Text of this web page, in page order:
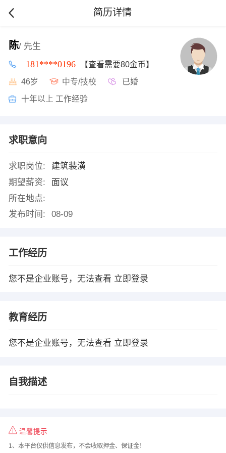
简历详情
陈/ 先生
181****0196 【查看需要80金币】
46岁 中专/技校 已婚
十年以上 工作经验
求职意向
求职岗位:
建筑装潢
期望薪资:
面议
所在地点:
发布时间:
08-09
工作经历
您不是企业账号，无法查看 立即登录
教育经历
您不是企业账号，无法查看 立即登录
自我描述
温馨提示
1、本平台仅供信息发布，不会收取押金、保证金！